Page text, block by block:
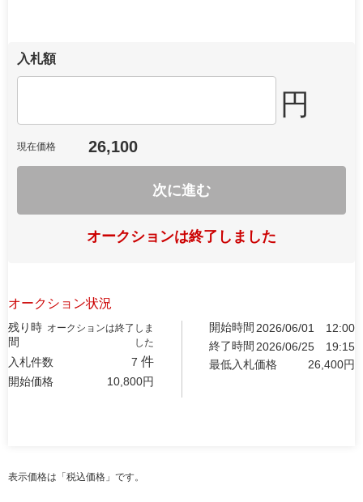
入札額
円
現在価格 26,100
次に進む
オークションは終了しました
オークション状況
残り時
間
オークションは終了しま
した
入札件数 7 件
開始価格 10,800円
開始時間 2026/06/01
12:00
終了時間 2026/06/25
19:15
最低入札価格
26,400円
表示価格は「税込価格」です。